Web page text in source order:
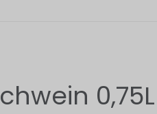
0,75L